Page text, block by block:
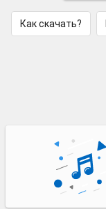
Как скачать?